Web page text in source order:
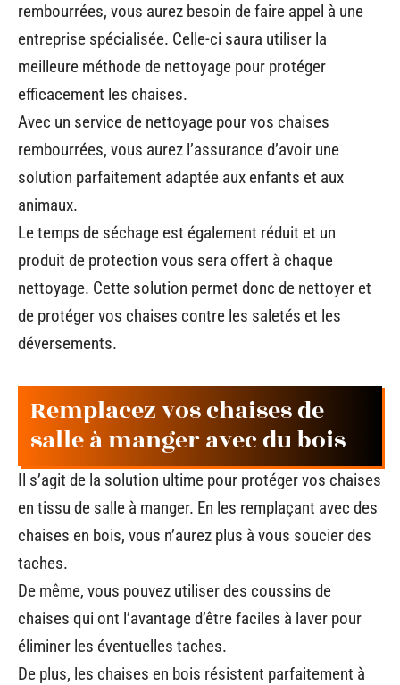
rembourrées, vous aurez besoin de faire appel à une
entreprise spécialisée. Celle-ci saura utiliser la
meilleure méthode de nettoyage pour protéger
efficacement les chaises.
Avec un service de nettoyage pour vos chaises
rembourrées, vous aurez l’assurance d’avoir une
solution parfaitement adaptée aux enfants et aux
animaux.
Le temps de séchage est également réduit et un
produit de protection vous sera offert à chaque
nettoyage. Cette solution permet donc de nettoyer et
de protéger vos chaises contre les saletés et les
déversements.
Remplacez vos chaises de
salle à manger avec du bois
Il s’agit de la solution ultime pour protéger vos chaises
en tissu de salle à manger. En les remplaçant avec des
chaises en bois, vous n’aurez plus à vous soucier des
taches.
De même, vous pouvez utiliser des coussins de
chaises qui ont l’avantage d’être faciles à laver pour
éliminer les éventuelles taches.
De plus, les chaises en bois résistent parfaitement à